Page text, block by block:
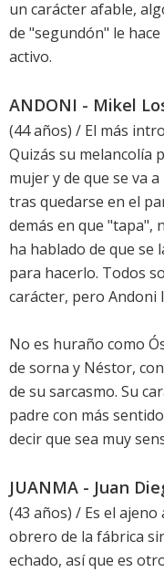
un carácter afable,
de "segundón" le
activo.
ANDONI - Mikel
(44 años) / El más
Quizás su melancolía
mujer y de que se va
tras quedarse en el
demás en que "tapa",
ha hablado de que se
para hacerlo. Todos
carácter, pero Andoni
No es huraño como
de sorna y Néstor,
de su sarcasmo. Su
padre con más
decir que sea muy
JUANMA - Juan
(43 años) / Es el
obrero de la fábrica
echado, así que es